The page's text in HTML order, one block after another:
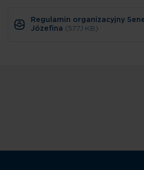
Regulamin organizacyjny
Józefina (577,1 KB)